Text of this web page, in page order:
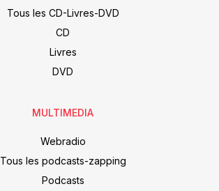
Tous les CD-Livres-DVD
CD
Livres
DVD
MULTIMEDIA
Webradio
Tous les podcasts-zapping
Podcasts